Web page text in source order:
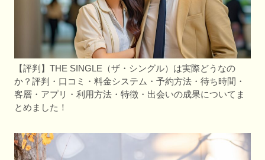
【評判】THE SINGLE（ザ・シングル）は実際どうなの
か？評判・口コミ・料金システム・予約方法・待ち時間・
客層・アプリ・利用方法・特徴・出会いの成果についてま
とめました！